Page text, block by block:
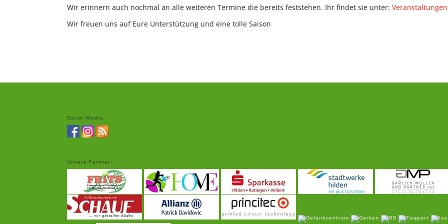
Wir erinnern auch nochmal an alle weiteren Termine die bereits feststehen. Ihr findet sie unter:
Wir freuen uns auf Eure Unterstützung und eine tolle Saison
Social Media:
Unsere Partner: